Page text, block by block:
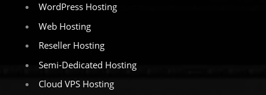
WordPress Hosting
Web Hosting
Reseller Hosting
Semi-Dedicated Hosting
Cloud VPS Hosting